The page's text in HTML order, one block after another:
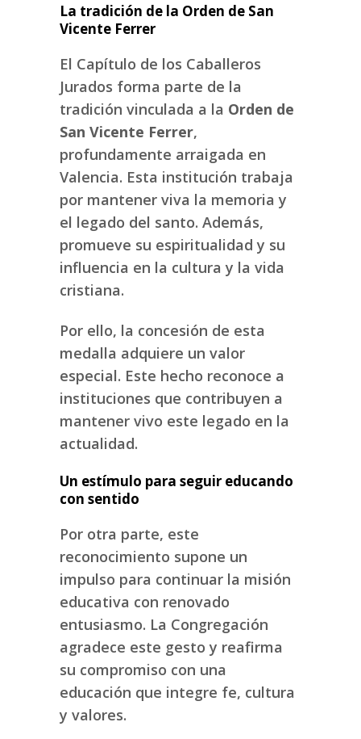
La tradición de la Orden de San
Vicente Ferrer
El Capítulo de los Caballeros
Jurados forma parte de la
tradición vinculada a la Orden de
San Vicente Ferrer,
profundamente arraigada en
Valencia. Esta institución trabaja
por mantener viva la memoria y
el legado del santo. Además,
promueve su espiritualidad y su
influencia en la cultura y la vida
cristiana.
Por ello, la concesión de esta
medalla adquiere un valor
especial. Este hecho reconoce a
instituciones que contribuyen a
mantener vivo este legado en la
actualidad.
Un estímulo para seguir educando
con sentido
Por otra parte, este
reconocimiento supone un
impulso para continuar la misión
educativa con renovado
entusiasmo. La Congregación
agradece este gesto y reafirma
su compromiso con una
educación que integre fe, cultura
y valores.